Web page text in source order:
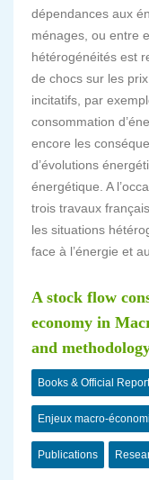
dépendances aux
ménages, ou entre
hétérogénéités est
de chocs sur les
incitatifs, par
consommation
encore les
d’évolutions
énergétique. A
trois travaux
les situations
face à l’énergie et
A stock flow
economy in
and
Books & Official
Enjeux macro-
Publications